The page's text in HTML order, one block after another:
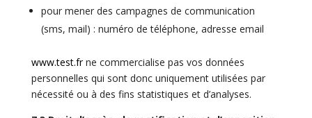
pour mener des campagnes de communication
(sms, mail) : numéro de téléphone, adresse email
www.test.frne commercialise pas vos données
personnelles qui sont donc uniquement utilisées par
nécessité ou à des fins statistiques et d’analyses.